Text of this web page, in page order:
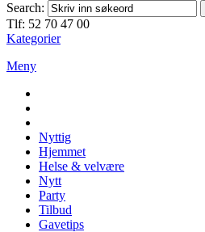
Search:
Tlf: 52 70 47 00
Kategorier
Meny
Nyttig
Hjemmet
Helse & velvære
Nytt
Party
Tilbud
Gavetips